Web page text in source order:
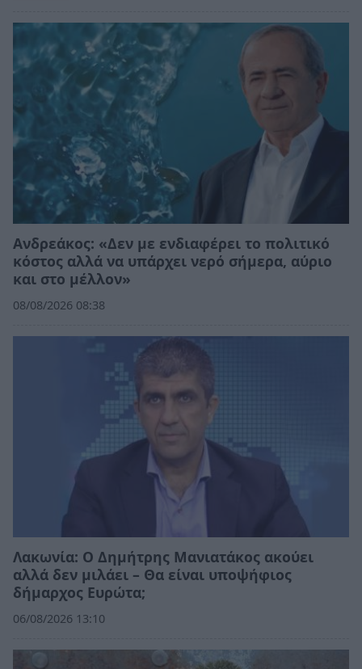
Ανδρεάκος: «Δεν με ενδιαφέρει το πολιτικό
κόστος αλλά να υπάρχει νερό σήμερα, αύριο
και στο μέλλον»
08/08/2026 08:38
Λακωνία: Ο Δημήτρης Μανιατάκος ακούει
αλλά δεν μιλάει – Θα είναι υποψήφιος
δήμαρχος Ευρώτα;
06/08/2026 13:10